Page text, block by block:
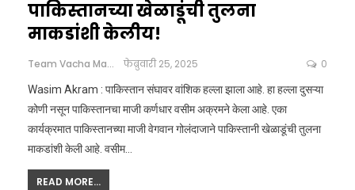
पाकिस्तानच्या खेळाडूंची तुलना
माकडांशी केलीय!
Team Vacha Marathi फेब्रुवारी 25, 2025 0
Wasim Akram : पाकिस्तान संघावर वांशिक हल्ला झाला आहे. हा हल्ला दुसऱ्या
कोणी नसून पाकिस्तानचा माजी कर्णधार वसीम अक्रमने केला आहे. एका
कार्यक्रमात पाकिस्तानच्या माजी वेगवान गोलंदाजाने पाकिस्तानी खेळाडूंची तुलना
माकडांशी केली आहे. वसीम…
READ MORE...